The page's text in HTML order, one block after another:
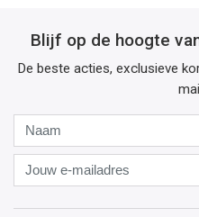
Blijf op de hoogte
De beste acties, exclusieve
Jouw
e-
mailadres